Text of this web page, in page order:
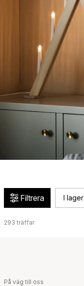
Filtrera I lager
293 träffar
På väg till oss